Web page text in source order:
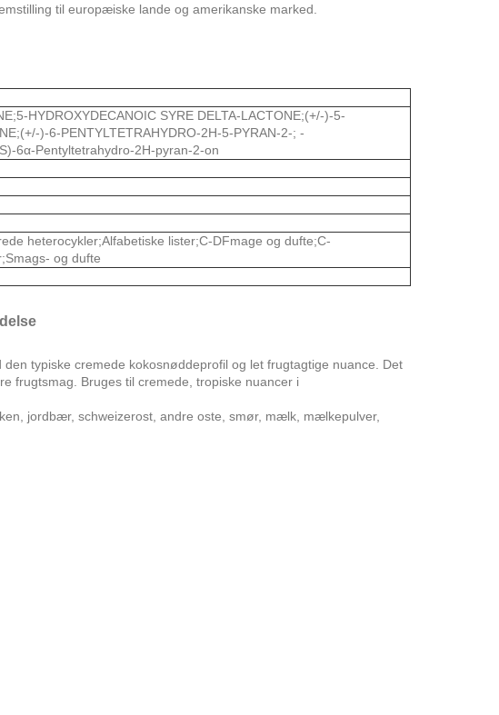
til europæiske lande og amerikanske marked.
HYDROXYDECANOIC SYRE DELTA-LACTONE;(+/-)-5-
)-6-PENTYLTETRAHYDRO-2H-5-PYRAN-2-; -
6α-Pentyltetrahydro-2H-pyran-2-on
heterocykler;Alfabetiske lister;C-DFmage og dufte;C-
og dufte
typiske cremede kokosnøddeprofil og let frugtagtige nuance. Det
frugtsmag. Bruges til cremede, tropiske nuancer i
jordbær, schweizerost, andre oste, smør, mælk, mælkepulver,